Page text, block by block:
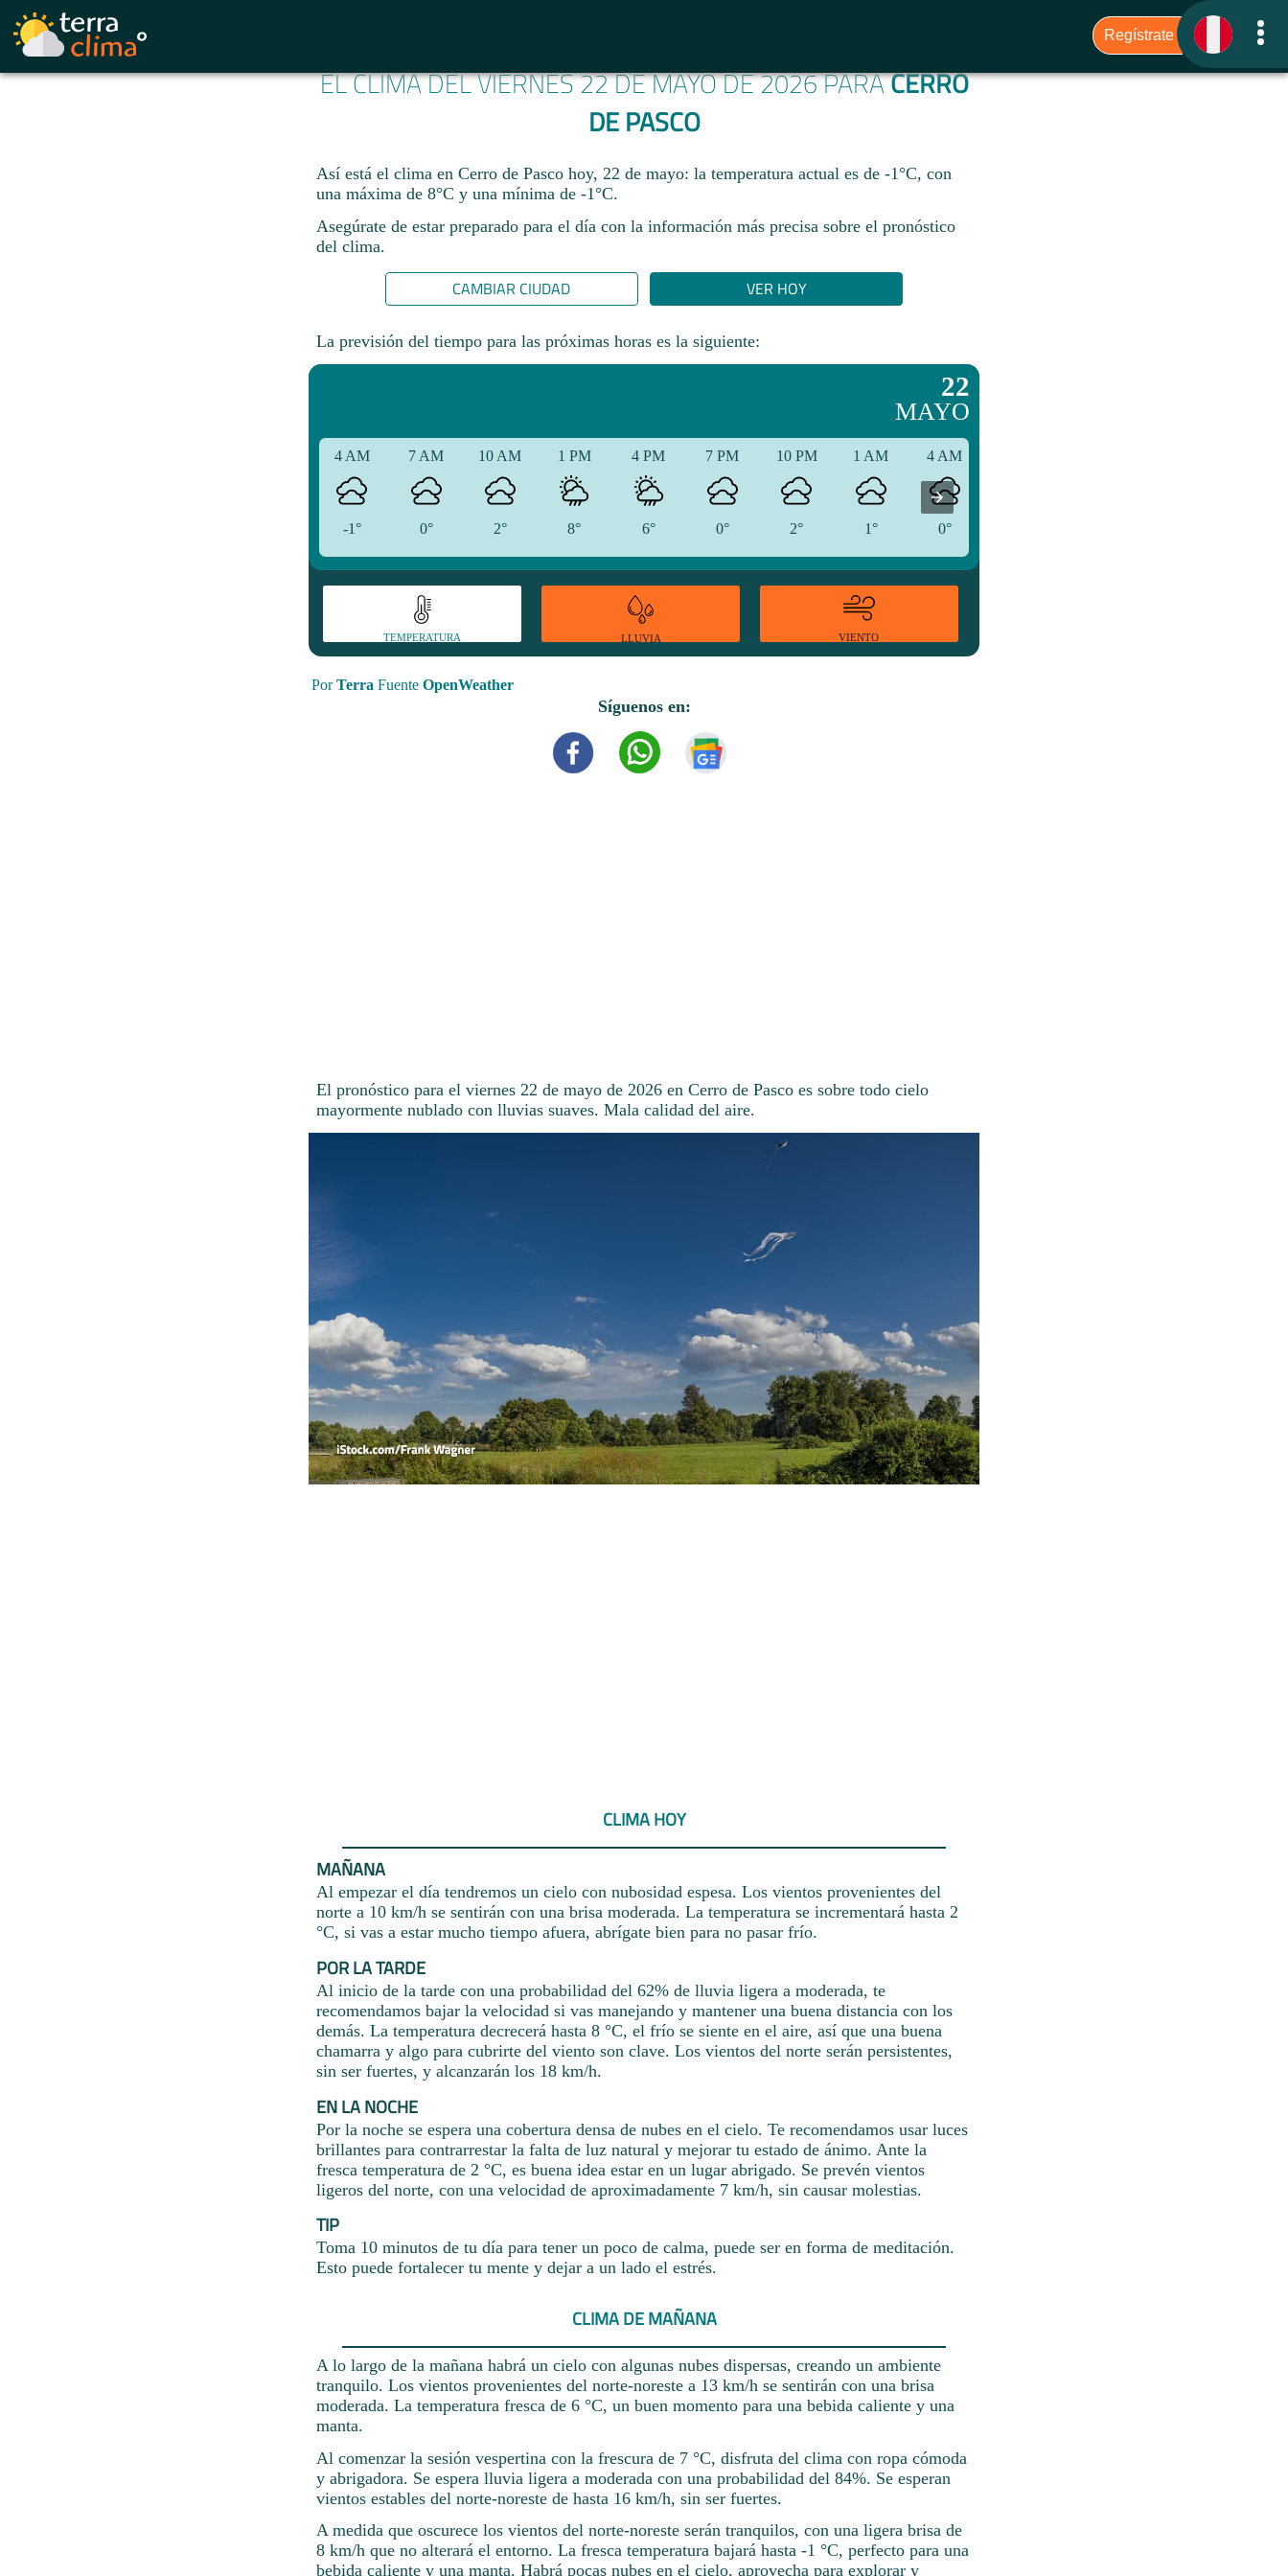
EL CLIMA DEL VIERNES 22 DE MAYO DE 2026 PARACERRO
DE PASCO
Así está el clima en Cerro de Pasco hoy, 22 de mayo: la temperatura actual es de -1°C, con
una máxima de 8°C y una mínima de -1°C.
Asegúrate de estar preparado para el día con la información más precisa sobre el pronóstico
del clima.
CAMBIAR CIUDAD VER HOY
La previsión del tiempo para las próximas horas es la siguiente:
22
MAYO
4 AM
-1°
7 AM
0°
10 AM
2°
1 PM
8°
4 PM
6°
7 PM
0°
10 PM
2°
1 AM
1°
4 AM
0°
TEMPERATURA LLUVIA VIENTO
PorTerra Fuente OpenWeather
Síguenos en:
El pronóstico para el viernes 22 de mayo de 2026 en Cerro de Pasco es sobre todo cielo
mayormente nublado con lluvias suaves. Mala calidad del aire.
CLIMA HOY
MAÑANA
Al empezar el día tendremos un cielo con nubosidad espesa. Los vientos provenientes del
norte a 10 km/h se sentirán con una brisa moderada. La temperatura se incrementará hasta 2
°C, si vas a estar mucho tiempo afuera, abrígate bien para no pasar frío.
POR LA TARDE
Al inicio de la tarde con una probabilidad del 62% de lluvia ligera a moderada, te
recomendamos bajar la velocidad si vas manejando y mantener una buena distancia con los
demás. La temperatura decrecerá hasta 8 °C, el frío se siente en el aire, así que una buena
chamarra y algo para cubrirte del viento son clave. Los vientos del norte serán persistentes,
sin ser fuertes, y alcanzarán los 18 km/h.
EN LA NOCHE
Por la noche se espera una cobertura densa de nubes en el cielo. Te recomendamos usar luces
brillantes para contrarrestar la falta de luz natural y mejorar tu estado de ánimo. Ante la
fresca temperatura de 2 °C, es buena idea estar en un lugar abrigado. Se prevén vientos
ligeros del norte, con una velocidad de aproximadamente 7 km/h, sin causar molestias.
TIP
Toma 10 minutos de tu día para tener un poco de calma, puede ser en forma de meditación.
Esto puede fortalecer tu mente y dejar a un lado el estrés.
CLIMA DE MAÑANA
A lo largo de la mañana habrá un cielo con algunas nubes dispersas, creando un ambiente
tranquilo. Los vientos provenientes del norte-noreste a 13 km/h se sentirán con una brisa
moderada. La temperatura fresca de 6 °C, un buen momento para una bebida caliente y una
manta.
Al comenzar la sesión vespertina con la frescura de 7 °C, disfruta del clima con ropa cómoda
y abrigadora. Se espera lluvia ligera a moderada con una probabilidad del 84%. Se esperan
vientos estables del norte-noreste de hasta 16 km/h, sin ser fuertes.
A medida que oscurece los vientos del norte-noreste serán tranquilos, con una ligera brisa de
8 km/h que no alterará el entorno. La fresca temperatura bajará hasta -1 °C, perfecto para una
bebida caliente y una manta. Habrá pocas nubes en el cielo, aprovecha para explorar y